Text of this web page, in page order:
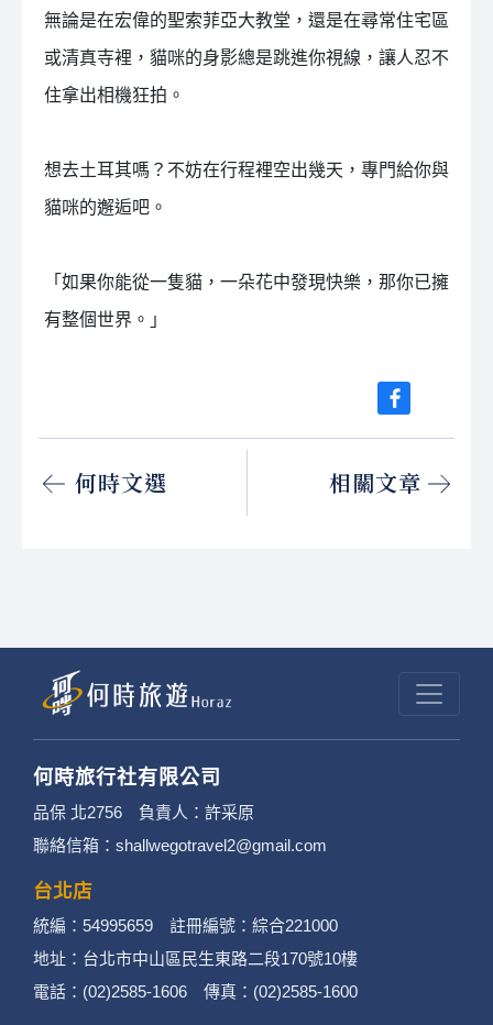
無論是在宏偉的聖索菲亞大教堂，還是在尋常住宅區
或清真寺裡，貓咪的身影總是跳進你視線，讓人忍不
住拿出相機狂拍。
想去土耳其嗎？不妨在行程裡空出幾天，專門給你與
貓咪的邂逅吧。
「如果你能從一隻貓，一朵花中發現快樂，那你已擁
有整個世界。」
何時文選 相關文章
何時旅行社有限公司
品保 北2756 負責人：許采原
聯絡信箱：shallwegotravel2@gmail.com
台北店
統編：54995659 註冊編號：綜合221000
地址：台北市中山區民生東路二段170號10樓
電話：(02)2585-1606 傳真：(02)2585-1600